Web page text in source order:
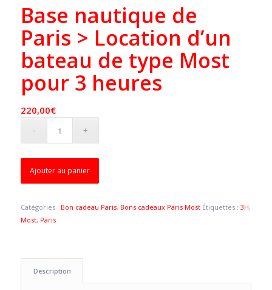
Base nautique de
Paris > Location d’un
bateau de type Most
pour 3 heures
220,00€
Ajouter au panier
Catégories : Bon cadeau Paris, Bons cadeaux Paris Most Étiquettes : 3H,
Most, Paris
Description